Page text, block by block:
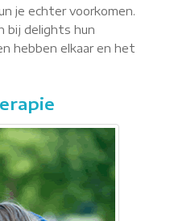
je echter voorkomen.
bij delights hun
hebben elkaar en het